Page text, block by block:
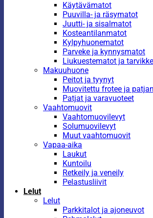
Käytävämatot
Puuvilla- ja räsymatot
Juutti- ja sisalmatot
Kosteantilanmatot
Kylpyhuonematot
Parveke ja kynnysmatot
Liukuestematot ja
Makuuhuone
Peitot ja tyynyt
Muovitettu frotee ja
Patjat ja varavuoteet
Vaahtomuovit
Vaahtomuovilevyt
Solumuovilevyt
Muut vaahtomuovit
Vapaa-aika
Laukut
Kuntoilu
Retkeily ja veneily
Pelastusliivit
Lelut
Lelut
Parkkitalot ja ajoneuvot